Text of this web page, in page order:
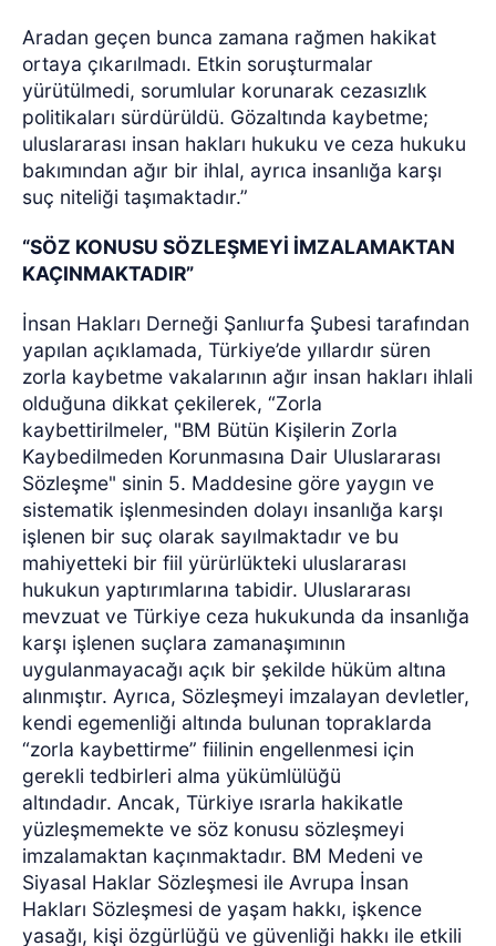
Aradan geçen bunca zamana rağmen hakikat
ortaya çıkarılmadı. Etkin soruşturmalar
yürütülmedi, sorumlular korunarak cezasızlık
politikaları sürdürüldü. Gözaltında kaybetme;
uluslararası insan hakları hukuku ve ceza hukuku
bakımından ağır bir ihlal, ayrıca insanlığa karşı
suç niteliği taşımaktadır.”
“SÖZ KONUSU SÖZLEŞMEYİ İMZALAMAKTAN
KAÇINMAKTADIR”
İnsan Hakları Derneği Şanlıurfa Şubesi tarafından
yapılan açıklamada, Türkiye’de yıllardır süren
zorla kaybetme vakalarının ağır insan hakları ihlali
olduğuna dikkat çekilerek, “Zorla
kaybettirilmeler, "BM Bütün Kişilerin Zorla
Kaybedilmeden Korunmasına Dair Uluslararası
Sözleşme" sinin 5. Maddesine göre yaygın ve
sistematik işlenmesinden dolayı insanlığa karşı
işlenen bir suç olarak sayılmaktadır ve bu
mahiyetteki bir fiil yürürlükteki uluslararası
hukukun yaptırımlarına tabidir. Uluslararası
mevzuat ve Türkiye ceza hukukunda da insanlığa
karşı işlenen suçlara zamanaşımının
uygulanmayacağı açık bir şekilde hüküm altına
alınmıştır. Ayrıca, Sözleşmeyi imzalayan devletler,
kendi egemenliği altında bulunan topraklarda
“zorla kaybettirme” fiilinin engellenmesi için
gerekli tedbirleri alma yükümlülüğü
altındadır. Ancak, Türkiye ısrarla hakikatle
yüzleşmemekte ve söz konusu sözleşmeyi
imzalamaktan kaçınmaktadır. BM Medeni ve
Siyasal Haklar Sözleşmesi ile Avrupa İnsan
Hakları Sözleşmesi de yaşam hakkı, işkence
yasağı, kişi özgürlüğü ve güvenliği hakkı ile etkili